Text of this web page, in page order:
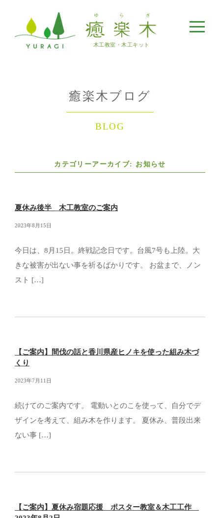
木工教室・木工キット
メ
ニ
癒楽木ブログ
BLOG
カテゴリーアーカイブ: お知らせ
夏休み後半 木工教室のご案内
2023年8月15日
今日は、8月15日。終戦記念日です。台風7号も上陸。大
きな被害が出ない事を祈るばかりです。 お盆まで、ノン
スト […]
【ご案内】間伐の話と香川県産ヒノキを使った組み木づ
くり
2023年7月11日
続けてのご案内です。 電動いとのこを使って、自分でデ
ザインを考えて、組み木を作ります。 夏休み、普段出来
ない事 […]
【ご案内】夏休み宿題応援 ポスター教室＆木工工作